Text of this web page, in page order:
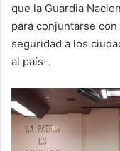
que la Guardia
para conjuntarse
seguridad a los
al país-.